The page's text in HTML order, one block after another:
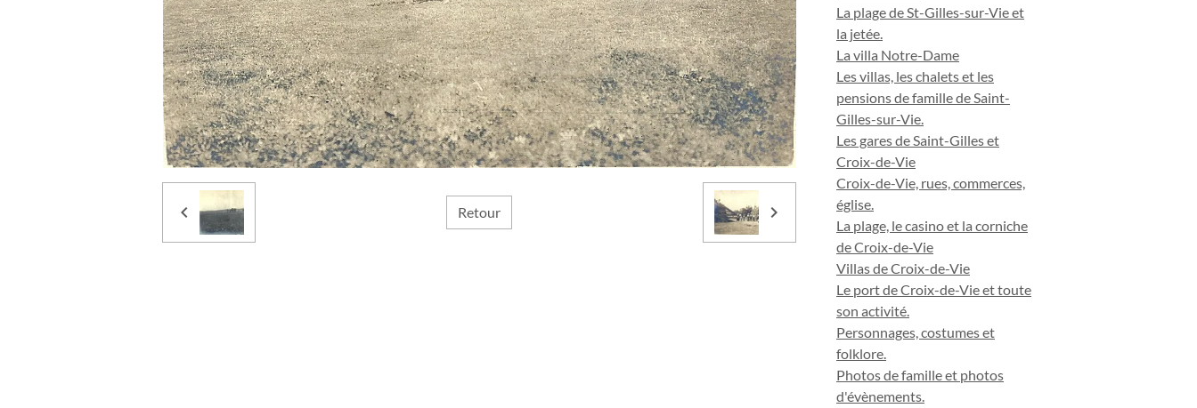
Retour
La plage de St-Gilles-sur-Vie et
la jetée.
La villa Notre-Dame
Les villas, les chalets et les
pensions de famille de Saint-
Gilles-sur-Vie.
Les gares de Saint-Gilles et
Croix-de-Vie
Croix-de-Vie, rues, commerces,
église.
La plage, le casino et la corniche
de Croix-de-Vie
Villas de Croix-de-Vie
Le port de Croix-de-Vie et toute
son activité.
Personnages, costumes et
folklore.
Photos de famille et photos
d'évènements.